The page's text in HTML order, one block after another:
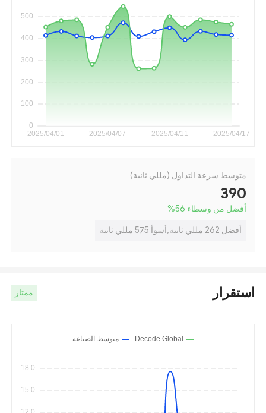
متوسط سرعة التداول (مللي ثانية)
390
أفضل من وسطاء 56
%
أفضل 262 مللي ثانية,أسوأ 575 مللي ثانية
استقرار ممتاز